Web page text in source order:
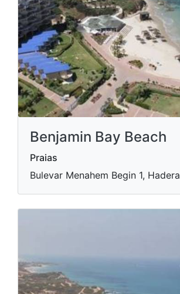
Benjamin Bay Beach
Praias
Bulevar Menahem Begin 1, Hadera